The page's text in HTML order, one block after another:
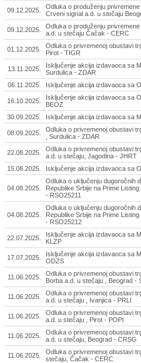
09.12.2025.
Odluka o produženju
Crveni signal a.d. u stečaju
09.12.2025.
Odluka o produženju
a.d. u stečaju Čačak - CERC
01.12.2025.
Odluka o privremenoj obustavi
Pirot - TIGR
13.11.2025.
Isključenje akcija izdavaoca sa
Surdulica - ZDAR
06.11.2025.
Isključenje akcija izdavaoca sa
16.10.2025.
Isključenje akcija izdavaoca sa
BEOZ
30.09.2025.
Isključenje akcija izdavaoca sa
08.09.2025.
Odluka o privremenoj obustavi
, Surdulica - ZDAR
22.08.2025.
Odluka o privremenoj obustavi
a.d. u stečaju, Jagodina - JHRT
15.08.2025.
Isključenje akcija izdavaoca sa
04.08.2025.
Odluka o uključenju dugoročnih
Republike Srbije na Prime
- RSO25211
04.08.2025.
Odluka o uključenju dugoročnih
Republike Srbije na Prime
- RSO25212
22.07.2025.
Isključenje akcija izdavaoca sa
KLZP
17.07.2025.
Isključenje akcija izdavaoca sa
ODZS
11.06.2025.
Odluka o privremenoj obustavi
Borba a.d. u stečaju , Beograd -
11.06.2025.
Odluka o privremenoj obustavi
a.d. u stečaju , Ivanjica - PRLI
11.06.2025.
Odluka o privremenoj obustavi
a.d. u stečaju , Pirot - POPI
11.06.2025.
Odluka o privremenoj obustavi
a.d. u stečaju, Beograd - CRSG
11.06.2025.
Odluka o privremenoj obustavi
stečaju, Čačak - CERC